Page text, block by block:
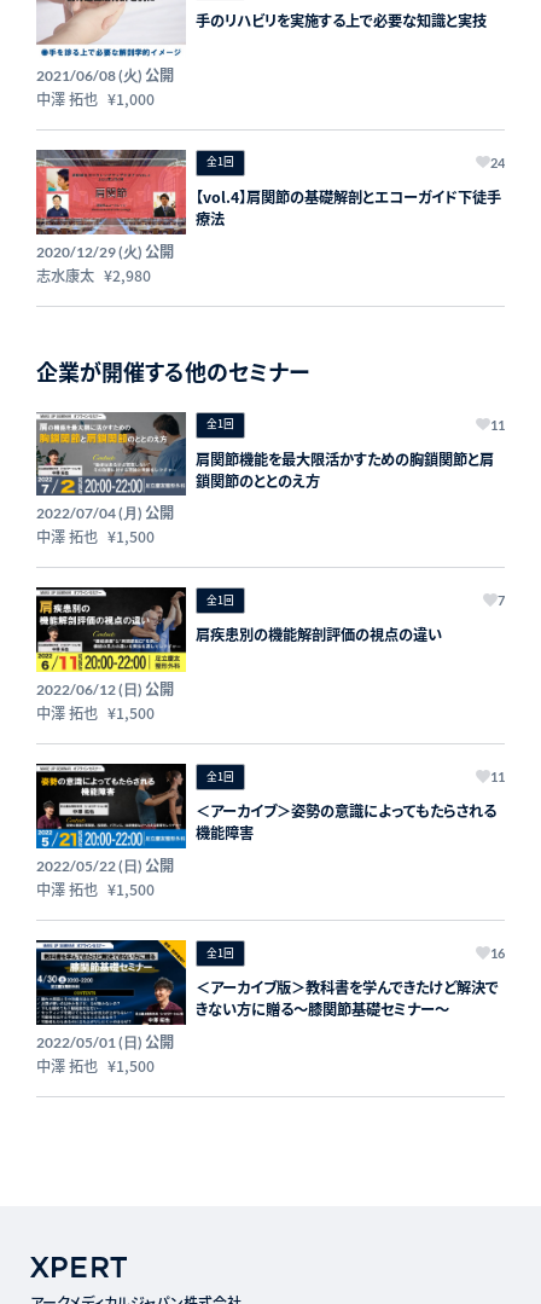
手のリハビリを実施する上で必要な知識と実技
2021/06/08 (火) 公開
中澤 拓也 ¥1,000
全1回 24
【vol.4】肩関節の基礎解剖とエコーガイド下徒手
療法
2020/12/29 (火) 公開
志水康太 ¥2,980
企業が開催する他のセミナー
全1回 11
肩関節機能を最大限活かすための胸鎖関節と肩
鎖関節のととのえ方
2022/07/04 (月) 公開
中澤 拓也 ¥1,500
全1回 7
肩疾患別の機能解剖評価の視点の違い
2022/06/12 (日) 公開
中澤 拓也 ¥1,500
全1回 11
＜アーカイブ＞姿勢の意識によってもたらされる
機能障害
2022/05/22 (日) 公開
中澤 拓也 ¥1,500
全1回 16
＜アーカイブ版＞教科書を学んできたけど解決で
きない方に贈る〜膝関節基礎セミナー〜
2022/05/01 (日) 公開
中澤 拓也 ¥1,500